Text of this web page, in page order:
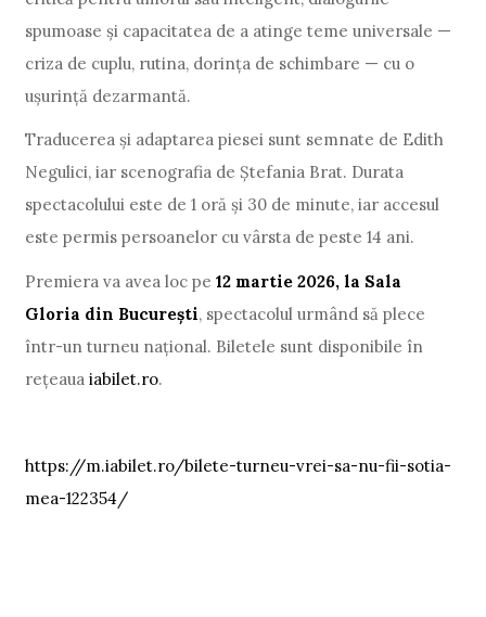
spumoase și capacitatea de a atinge teme universale —
criza de cuplu, rutina, dorința de schimbare — cu o
ușurință dezarmantă.
Traducerea și adaptarea piesei sunt semnate de Edith
Negulici, iar scenografia de Ștefania Brat. Durata
spectacolului este de 1 oră și 30 de minute, iar accesul
este permis persoanelor cu vârsta de peste 14 ani.
Premiera va avea loc pe12 martie 2026, la Sala
Gloria din București, spectacolul urmând să plece
într-un turneu național. Biletele sunt disponibile în
rețeauaiabilet.ro.
https://m.iabilet.ro/bilete-turneu-vrei-sa-nu-fii-sotia-
mea-122354/